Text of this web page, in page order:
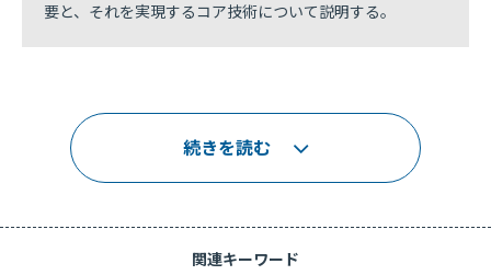
要と、それを実現するコア技術について説明する。
続きを読む
関連キーワード